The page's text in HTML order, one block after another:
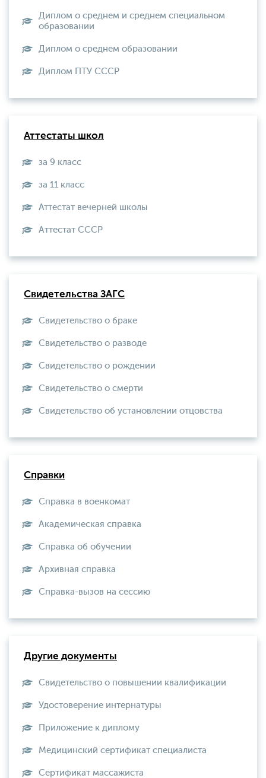
Диплом о среднем и среднем специальном
образовании
Диплом о среднем образовании
Диплом ПТУ СССР
Аттестаты школ
за 9 класс
за 11 класс
Аттестат вечерней школы
Aттестат СССР
Свидетельства ЗАГС
Свидетельство о браке
Свидетельство о разводе
Свидетельство о рождении
Свидетельство о смерти
Свидетельство об установлении отцовства
Справки
Справка в военкомат
Академическая справка
Справка об обучении
Архивная справка
Справка-вызов на сессию
Другие документы
Свидетельство о повышении квалификации
Удостоверение интернатуры
Приложение к диплому
Медицинский сертификат специалиста
Сертификат массажиста